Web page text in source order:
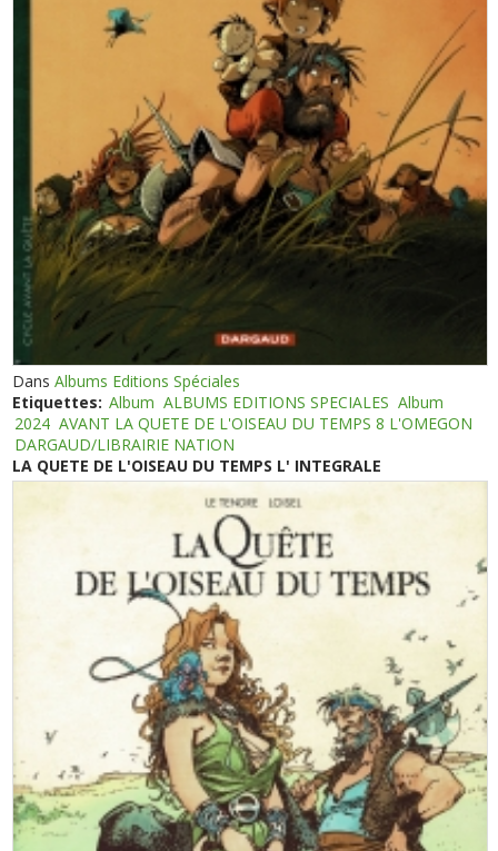
DansAlbums Editions Spéciales
Etiquettes: Album ALBUMS EDITIONS SPECIALES Album
2024 AVANT LA QUETE DE L'OISEAU DU TEMPS 8 L'OMEGON
DARGAUD/LIBRAIRIE NATION
LA QUETE DE L'OISEAU DU TEMPS L' INTEGRALE